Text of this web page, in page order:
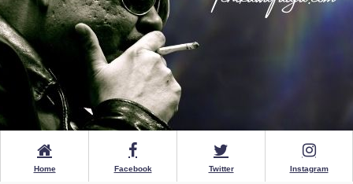
Home Facebook Twitter Instagram